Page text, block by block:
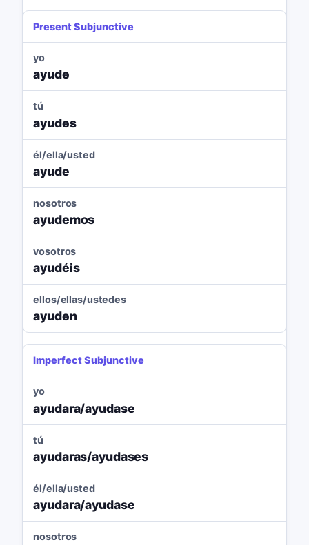
Present Subjunctive
yo
ayude
tú
ayudes
él/ella/usted
ayude
nosotros
ayudemos
vosotros
ayudéis
ellos/ellas/ustedes
ayuden
Imperfect Subjunctive
yo
ayudara/ayudase
tú
ayudaras/ayudases
él/ella/usted
ayudara/ayudase
nosotros